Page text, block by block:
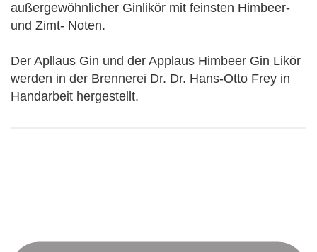
außergewöhnlicher Ginlikör mit feinsten Himbeer-
und Zimt- Noten.
Der Apllaus Gin und der Applaus Himbeer Gin Likör
werden in der Brennerei Dr. Dr. Hans-Otto Frey in
Handarbeit hergestellt.